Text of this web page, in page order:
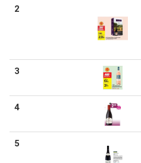
2
3
4
5